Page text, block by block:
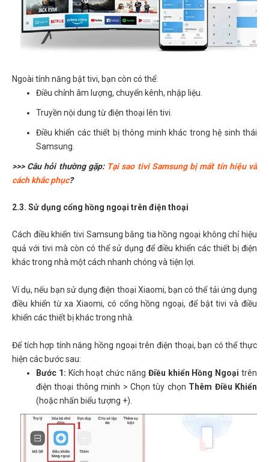
Ngoài tính năng bật tivi, bạn còn có thể:
Điều chỉnh âm lượng, chuyển kênh, nhập liệu.
Truyền nội dung từ điện thoại lên tivi.
Điều khiển các thiết bị thông minh khác trong hệ sinh thái
Samsung.
>>> Câu hỏi thường gặp: Tại sao tivi Samsung bị mất tín hiệu và
cách khắc phục?
2.3. Sử dụng cổng hồng ngoại trên điện thoại
Cách điều khiển tivi Samsung bằng tia hồng ngoại không chỉ hiệu
quả với tivi mà còn có thể sử dụng để điều khiển các thiết bị điện
khác trong nhà một cách nhanh chóng và tiện lợi.
Ví dụ, nếu bạn sử dụng điện thoại Xiaomi, bạn có thể tải ứng dụng
điều khiển từ xa Xiaomi, có cổng hồng ngoại, để bật tivi và điều
khiển các thiết bị khác trong nhà.
Để tích hợp tính năng hồng ngoại trên điện thoại, bạn có thể thực
hiện các bước sau:
Bước 1: Kích hoạt chức năng Điều khiển Hồng Ngoại trên
điện thoại thông minh > Chọn tùy chọn Thêm Điều Khiển
(hoặc nhấn biểu tượng +).